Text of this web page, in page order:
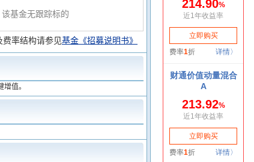
该基金无跟踪标的
率结构请参见基金《招募说明书》
值。